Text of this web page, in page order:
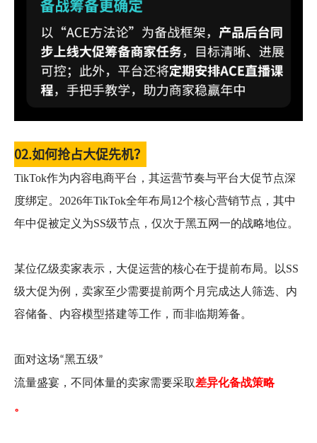
02. 如何抢占大促先机？
TikTok作为内容电商平台，其运营节奏与平台大促节点深
度绑定。2026年TikTok全年布局12个核心营销节点，其中
年中促被定义为SS级节点，仅次于黑五网一的战略地位。
某位亿级卖家表示，大促运营的核心在于提前布局。以SS
级大促为例，卖家至少需要提前两个月完成达人筛选、内
容储备、内容模型搭建等工作，而非临期筹备。
面对这场“黑五级”
流量盛宴，不同体量的卖家需要采取差异化备战策略
。